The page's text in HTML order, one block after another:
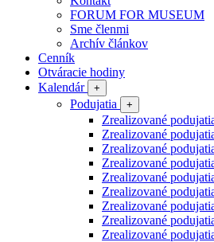
FORUM FOR MUSEUM
Sme členmi
Archív článkov
Cenník
Otváracie hodiny
Kalendár
+
Podujatia +
Zrealizované
Zrealizované
Zrealizované
Zrealizované
Zrealizované
Zrealizované
Zrealizované
Zrealizované
Zrealizované